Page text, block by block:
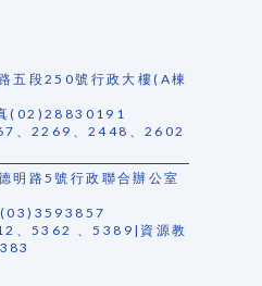
五段250號行政大樓(A棟
(02)28830191
、2269、2448、2602
明路5號行政聯合辦公室
、5362 、5389|資源教